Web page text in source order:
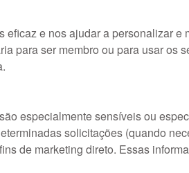
e nos ajudar a personalizar
para ser membro ou para usar os
especialmente sensíveis ou
solicitações (quando
de marketing direto. Essas